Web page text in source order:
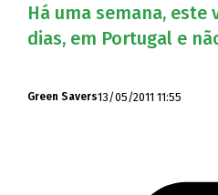
Há uma semana,
dias, em Portugal e
Green Savers13/05/2011 11:55